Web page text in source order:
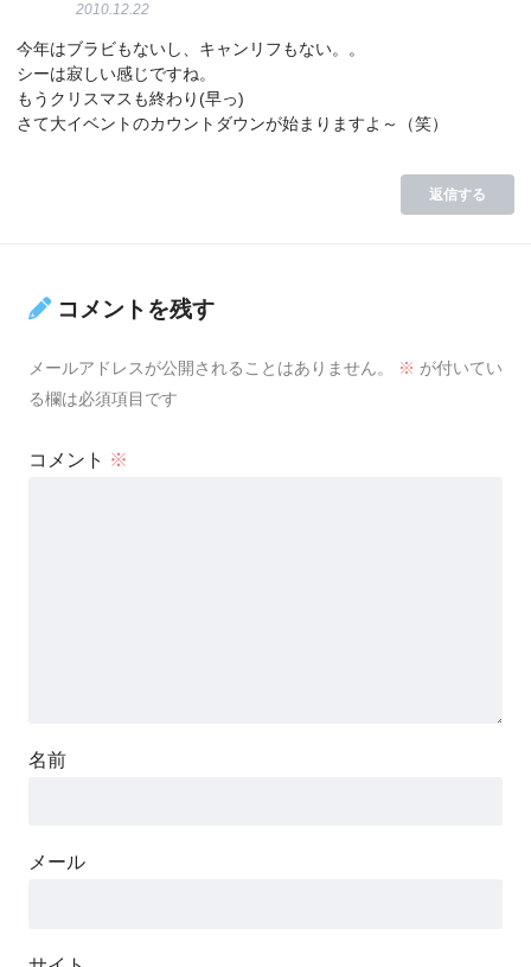
2010.12.22
今年はブラビもないし、キャンリフもない。。
シーは寂しい感じですね。
もうクリスマスも終わり(早っ)
さて大イベントのカウントダウンが始まりますよ～（笑）
返信する
コメントを残す
メールアドレスが公開されることはありません。 ※ が付いてい
る欄は必須項目です
コメント ※
名前
メール